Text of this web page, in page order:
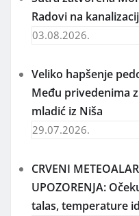
Radovi na
03.08.2026.
Veliko hapšenje
Među privedenima
mladić iz Niša
29.07.2026.
CRVENI
UPOZORENJA:
talas, temperature